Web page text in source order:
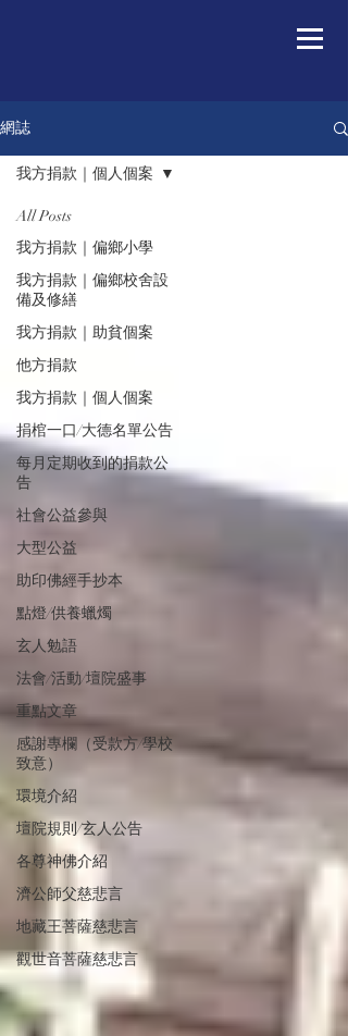
網誌
All Posts
我方捐款｜偏鄉小學
我方捐款｜偏鄉校舍設
備及修繕
我方捐款｜助貧個案
他方捐款
我方捐款｜個人個案
捐棺一口/大德名單公告
每月定期收到的捐款公
告
社會公益參與
大型公益
助印佛經手抄本
點燈/供養蠟燭
玄人勉語
法會/活動/壇院盛事
重點文章
感謝專欄（受款方/學校
致意）
環境介紹
壇院規則/玄人公告
各尊神佛介紹
濟公師父慈悲言
地藏王菩薩慈悲言
觀世音菩薩慈悲言
我方捐款｜個人個案